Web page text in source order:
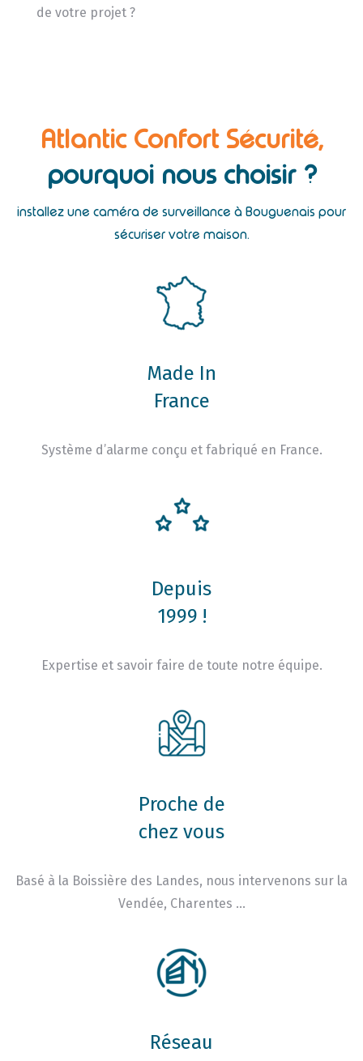
de votre projet ?
Atlantic Confort Sécurité,
pourquoi nous choisir ?
installez une caméra de surveillance à Bouguenais pour
sécuriser votre maison.
Made In
France
Système d’alarme conçu et fabriqué en France.
Depuis
1999 !
Expertise et savoir faire de toute notre équipe.
Proche de
chez vous
Basé à la Boissière des Landes, nous intervenons sur la
Vendée, Charentes …
Réseau